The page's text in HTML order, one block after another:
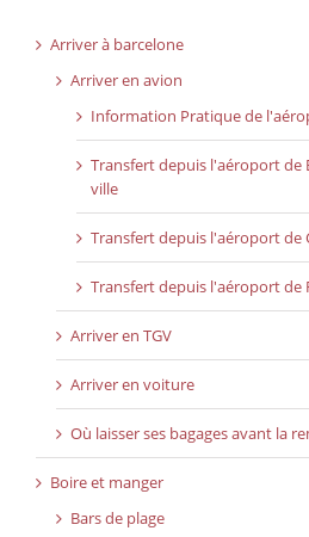
Arriver à barcelone
Arriver en avion
Information Pratique de
Transfert depuis l'aéroport de
ville
Transfert depuis l'aéroport de
Transfert depuis l'aéroport de
Arriver en TGV
Arriver en voiture
Où laisser ses bagages avant la
Boire et manger
Bars de plage